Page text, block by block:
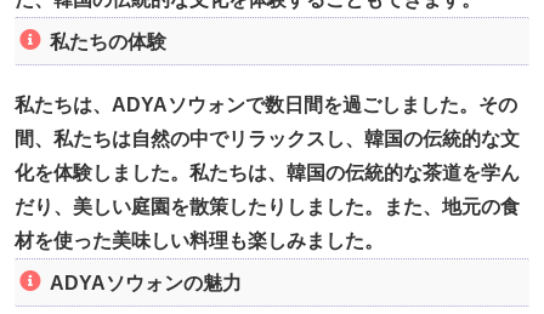
私たちの体験
私たちは、ADYAソウォンで数日間を過ごしました。その
間、私たちは自然の中でリラックスし、韓国の伝統的な文
化を体験しました。私たちは、韓国の伝統的な茶道を学ん
だり、美しい庭園を散策したりしました。また、地元の食
材を使った美味しい料理も楽しみました。
ADYAソウォンの魅力